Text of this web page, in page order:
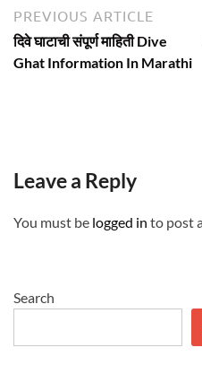
Post
navigation
PREVIOUS ARTICLE
article:
दिवे घाटाची संपूर्ण माहिती Dive
Ghat Information In Marathi
Leave a Reply
You must be logged in to post
Search